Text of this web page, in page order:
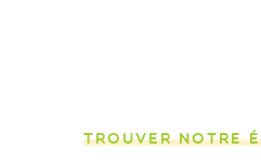
TROUVER NOTRE